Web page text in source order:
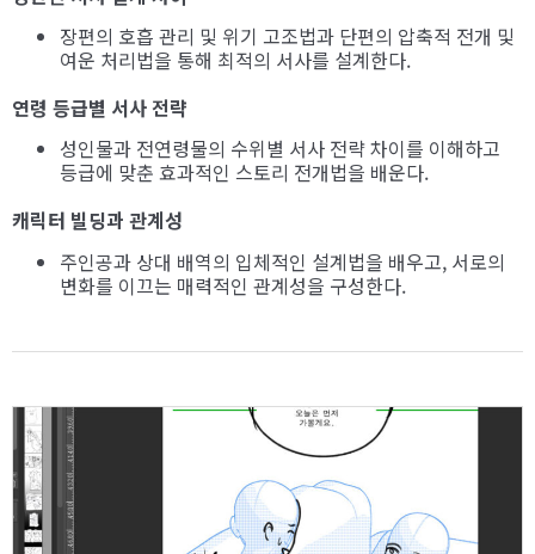
장편의 호흡 관리 및 위기 고조법과 단편의 압축적 전개 및
여운 처리법을 통해 최적의 서사를 설계한다.
연령 등급별 서사 전략
성인물과 전연령물의 수위별 서사 전략 차이를 이해하고
등급에 맞춘 효과적인 스토리 전개법을 배운다.
캐릭터 빌딩과 관계성
주인공과 상대 배역의 입체적인 설계법을 배우고, 서로의
변화를 이끄는 매력적인 관계성을 구성한다.